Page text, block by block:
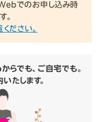
でのお申し込み時
。
ださい。
らでも、ご自宅でも。
たします。